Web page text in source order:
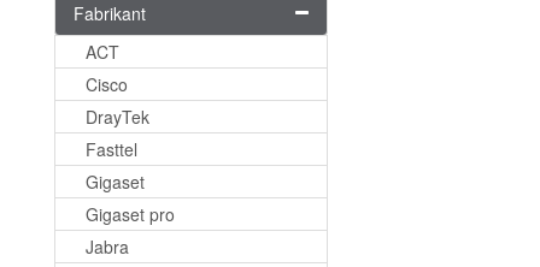
Fabrikant
ACT
Cisco
DrayTek
Fasttel
Gigaset
Gigaset pro
Jabra